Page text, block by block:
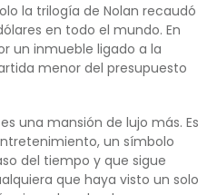
la trilogía de Nolan recaudó
en todo el mundo. En
un inmueble ligado a la
menor del presupuesto
una mansión de lujo más. Es
un símbolo
del tiempo y que sigue
que haya visto un solo